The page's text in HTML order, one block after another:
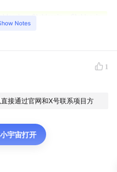
：一个 RWA 发行平台，核心
Notes
1
接通过官网和X号联系项目方
宇宙打开